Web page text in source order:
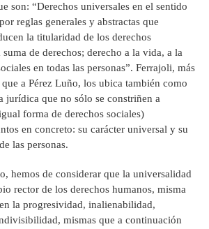
son: “Derechos universales en el sentido
reglas generales y abstractas que
la titularidad de los derechos
de derechos; derecho a la vida, a la
en todas las personas”. Ferrajoli, más
a Pérez Luño, los ubica también como
jurídica que no sólo se constriñen a
forma de derechos sociales)
en concreto: su carácter universal y su
las personas.
hemos de considerar que la universalidad
rector de los derechos humanos, misma
la progresividad, inalienabilidad,
mismas que a continuación